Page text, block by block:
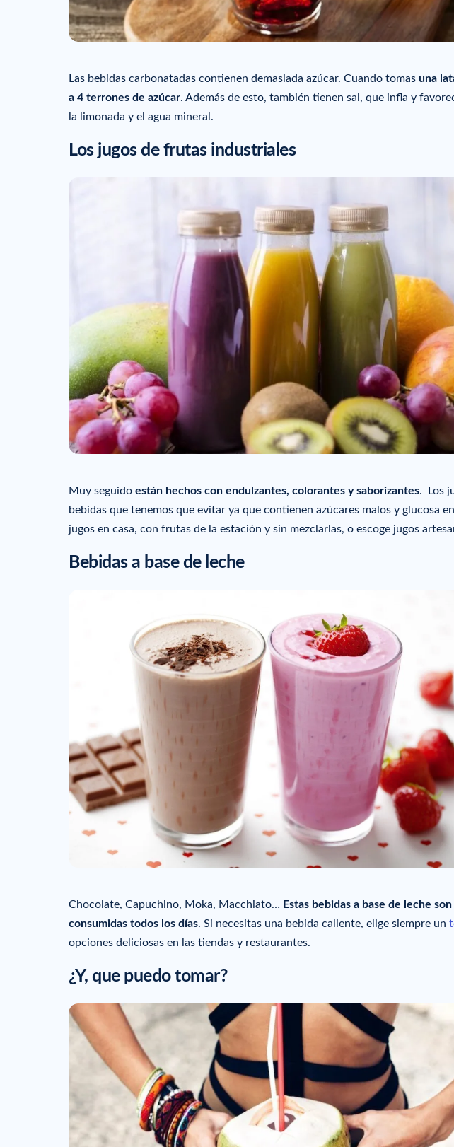
Las bebidas carbonatadas contienen demasiada azúcar. Cuando tomas una
a 4 terrones de azúcar. Además de esto, también tienen sal, que infla y
la limonada y el agua mineral.
Los jugos de frutas industriales
Muy seguido están hechos con endulzantes, colorantes y saborizantes.
Los
bebidas que tenemos que evitar ya que contienen azúcares malos y glucosa
jugos en casa, con frutas de la estación y sin mezclarlas, o escoge jugos
Bebidas a base de leche
Chocolate, Capuchino, Moka, Macchiato… Estas bebidas a base de leche
consumidas todos los días. Si necesitas una bebida caliente, elige siempre un
opciones deliciosas en las tiendas y restaurantes.
¿Y, que puedo tomar?